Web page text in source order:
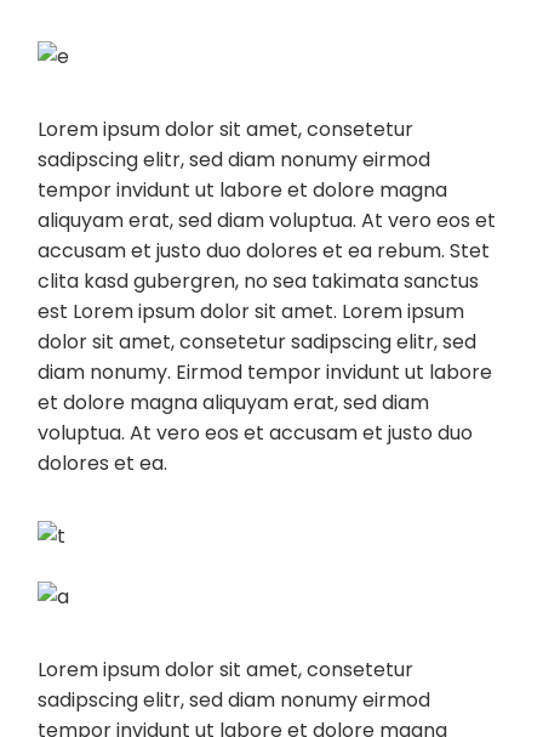
Lorem ipsum dolor sit amet, consetetur
sadipscing elitr, sed diam nonumy eirmod
tempor invidunt ut labore et dolore magna
aliquyam erat, sed diam voluptua. At vero eos et
accusam et justo duo dolores et ea rebum. Stet
clita kasd gubergren, no sea takimata sanctus
est Lorem ipsum dolor sit amet. Lorem ipsum
dolor sit amet, consetetur sadipscing elitr, sed
diam nonumy. Eirmod tempor invidunt ut labore
et dolore magna aliquyam erat, sed diam
voluptua. At vero eos et accusam et justo duo
dolores et ea.
Lorem ipsum dolor sit amet, consetetur
sadipscing elitr, sed diam nonumy eirmod
tempor invidunt ut labore et dolore magna